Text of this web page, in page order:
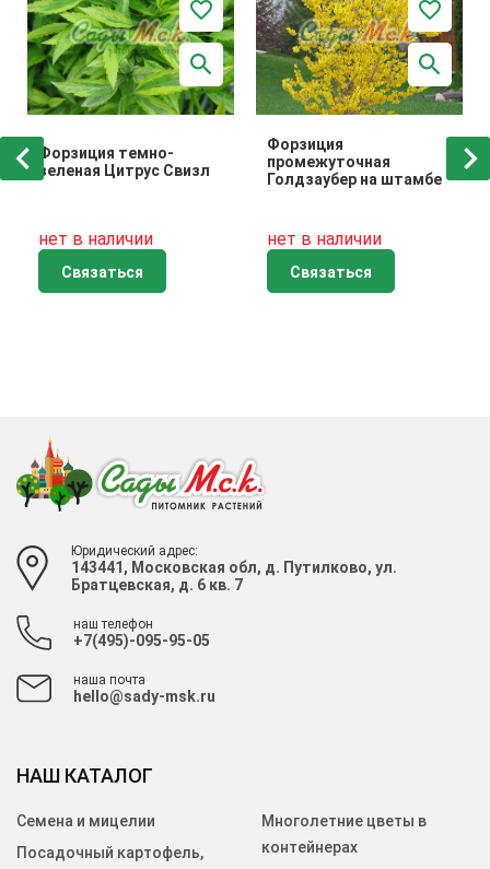
Форзиция темно-
зеленая Цитрус Свизл
нет в наличии
Связаться
Форзиция
промежуточная
Голдзаубер на штамбе
нет в наличии
Связаться
Юридический адрес:
143441, Московская обл, д. Путилково, ул.
Братцевская, д. 6 кв. 7
наш телефон
+7(495)-095-95-05
наша почта
hello@sady-msk.ru
НАШ КАТАЛОГ
Семена и мицелии
Посадочный картофель,
Многолетние цветы в
контейнерах